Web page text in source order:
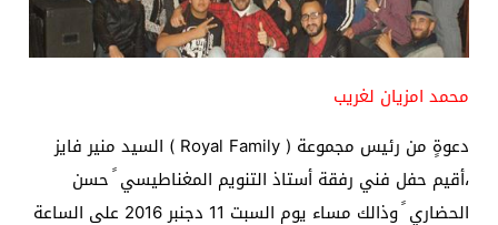
محمد امزيان لغريب
دعوةٍ من رئيس مجموعة ( Royal Family ) السيد منير فايز
،أقيم حفل فني رفقة أستاذ التنويم المغناطيسي ً حسن
الحضاري ً وذالك مساء يوم السبت 11 دجنبر 2016 على الساعة